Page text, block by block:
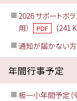
2026 サポートボ
用）
PDF
(241
通知が届かない
年間行事予定
板一小年間予定（